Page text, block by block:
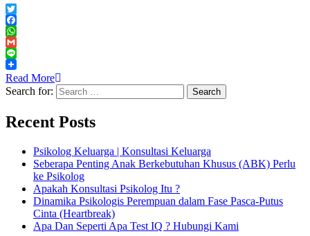
Twitter
Facebook
WhatsApp
Gmail
Line
Read More
Search for:
Recent Posts
Psikolog Keluarga | Konsultasi Keluarga
Seberapa Penting Anak Berkebutuhan Khusus (ABK) Perlu
ke Psikolog
Apakah Konsultasi Psikolog Itu ?
Dinamika Psikologis Perempuan dalam Fase Pasca-Putus
Cinta (Heartbreak)
Apa Dan Seperti Apa Test IQ ? Hubungi Kami